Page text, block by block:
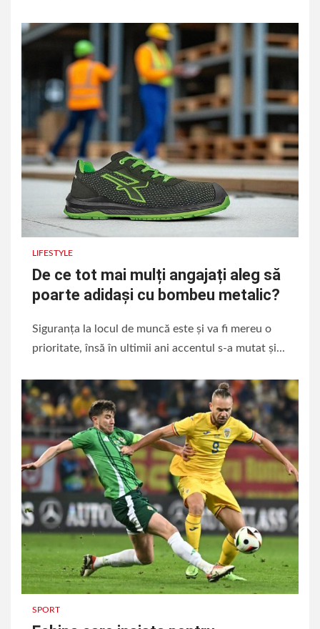
LIFESTYLE
De ce tot mai mulți angajați aleg să
poarte adidași cu bombeu metalic?
Siguranța la locul de muncă este și va fi mereu o
prioritate, însă în ultimii ani accentul s-a mutat și...
SPORT